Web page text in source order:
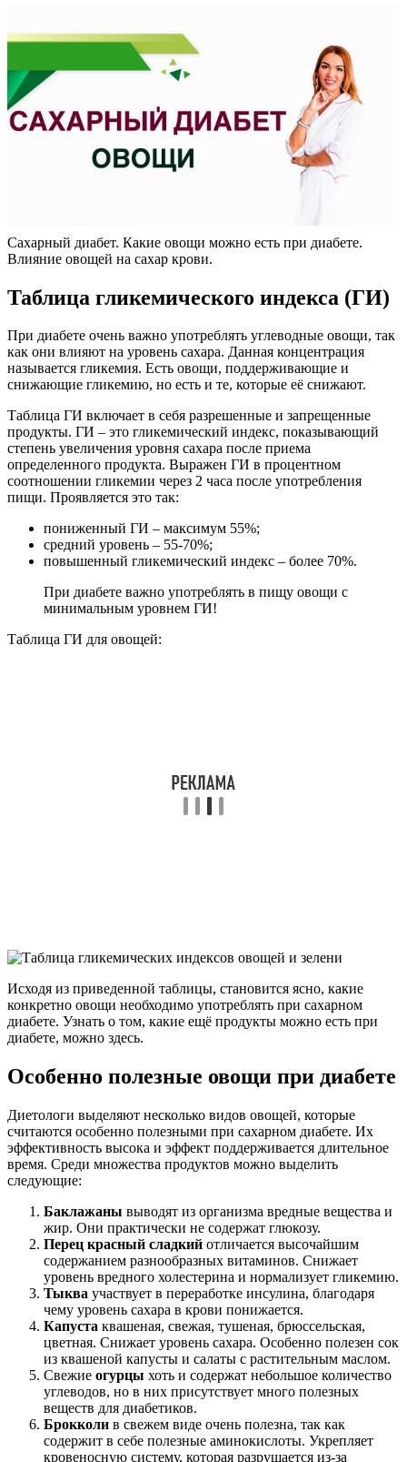
Сахарный диабет. Какие овощи можно есть при диабете.
Влияние овощей на сахар крови.
Таблица гликемического индекса (ГИ)
При диабете очень важно употреблять углеводные овощи, так
как они влияют на уровень сахара. Данная концентрация
называется гликемия. Есть овощи, поддерживающие и
снижающие гликемию, но есть и те, которые её снижают.
Таблица ГИ включает в себя разрешенные и запрещенные
продукты. ГИ – это гликемический индекс, показывающий
степень увеличения уровня сахара после приема
определенного продукта. Выражен ГИ в процентном
соотношении гликемии через 2 часа после употребления
пищи. Проявляется это так:
пониженный ГИ – максимум 55%;
средний уровень – 55-70%;
повышенный гликемический индекс – более 70%.
При диабете важно употреблять в пищу овощи с
минимальным уровнем ГИ!
Таблица ГИ для овощей:
Исходя из приведенной таблицы, становится ясно, какие
конкретно овощи необходимо употреблять при сахарном
диабете. Узнать о том, какие ещё продукты можно есть при
диабете, можно здесь.
Особенно полезные овощи при диабете
Диетологи выделяют несколько видов овощей, которые
считаются особенно полезными при сахарном диабете. Их
эффективность высока и эффект поддерживается длительное
время. Среди множества продуктов можно выделить
следующие:
Баклажаны выводят из организма вредные вещества и
жир. Они практически не содержат глюкозу.
Перец красный сладкий отличается высочайшим
содержанием разнообразных витаминов. Снижает
уровень вредного холестерина и нормализует гликемию.
Тыква участвует в переработке инсулина, благодаря
чему уровень сахара в крови понижается.
Капуста квашеная, свежая, тушеная, брюссельская,
цветная. Снижает уровень сахара. Особенно полезен сок
из квашеной капусты и салаты с растительным маслом.
Свежие огурцы хоть и содержат небольшое количество
углеводов, но в них присутствует много полезных
веществ для диабетиков.
Брокколи в свежем виде очень полезна, так как
содержит в себе полезные аминокислоты. Укрепляет
кровеносную систему, которая разрушается из-за